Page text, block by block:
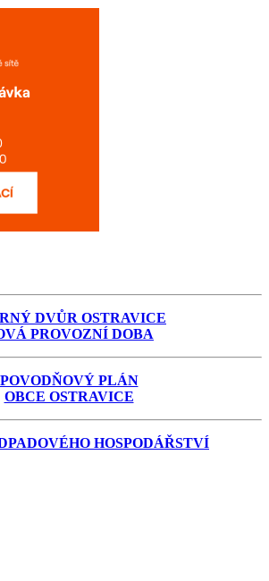
DVŮR OSTRAVICE
PROVOZNÍ DOBA
POVODŇOVÝ PLÁN
OBCE OSTRAVICE
HOSPODÁŘSTVÍ